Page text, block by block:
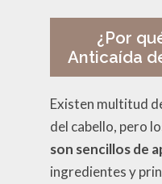
¿Por
Anticaída
Existen multitud
del cabello, pero
son sencillos de
ingredientes y